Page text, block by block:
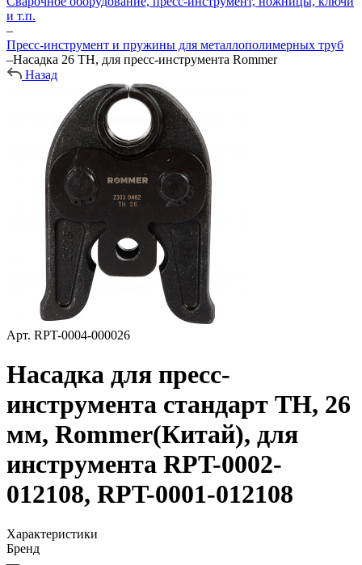
и т.п.
–
Пресс-инструмент и пружины для металлополимерных труб
–Насадка 26 ТН, для пресс-инструмента Rommer
Назад
Арт. RPT-0004-000026
Насадка для пресс-
инструмента стандарт ТН, 26
мм, Rommer(Китай), для
инструмента RPT-0002-
012108, RPT-0001-012108
Характеристики
Бренд